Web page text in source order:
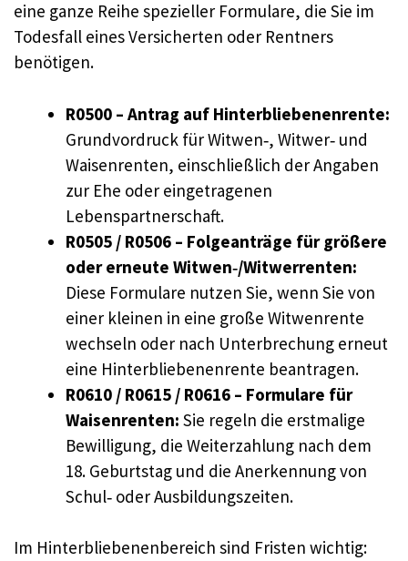
eine ganze Reihe spezieller Formulare, die Sie im
Todesfall eines Versicherten oder Rentners
benötigen.
R0500 – Antrag auf Hinterbliebenenrente:
Grundvordruck für Witwen‑, Witwer‑ und
Waisenrenten, einschließlich der Angaben
zur Ehe oder eingetragenen
Lebenspartnerschaft.
R0505 / R0506 – Folgeanträge für größere
oder erneute Witwen‑/Witwerrenten:
Diese Formulare nutzen Sie, wenn Sie von
einer kleinen in eine große Witwenrente
wechseln oder nach Unterbrechung erneut
eine Hinterbliebenenrente beantragen.
R0610 / R0615 / R0616 – Formulare für
Waisenrenten: Sie regeln die erstmalige
Bewilligung, die Weiterzahlung nach dem
18. Geburtstag und die Anerkennung von
Schul‑ oder Ausbildungszeiten.
Im Hinterbliebenenbereich sind Fristen wichtig: